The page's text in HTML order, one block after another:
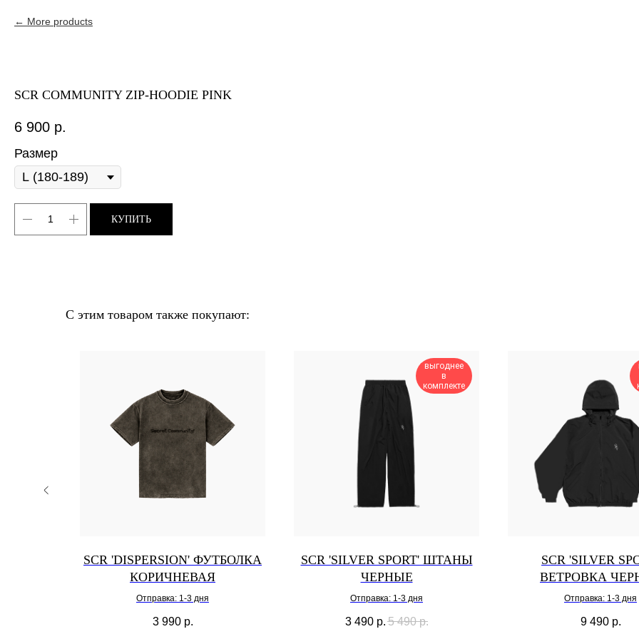
More products
SCR COMMUNITY ZIP-HOODIE PINK
6 900 р.
Размер
КУПИТЬ
С этим товаром также покупают:
SCR 'DISPERSION' ФУТБОЛКА
КОРИЧНЕВАЯ
Отправка: 1-3 дня
3 990 р.
выгоднее
в
комплекте
SCR 'SILVER SPORT' ШТАНЫ
ЧЕРНЫЕ
Отправка: 1-3 дня
3 490 р. 5 490 р.
SCR 'SILVER
ВЕТРОВКА
Отправка: 1-3 дня
9 490 р.